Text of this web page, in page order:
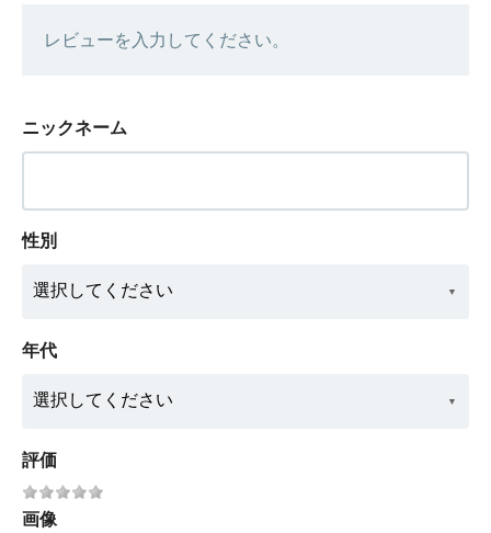
レビューを入力してください。
ニックネーム
性別
年代
評価
画像